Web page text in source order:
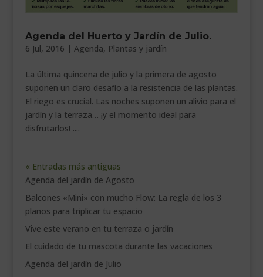
Agenda del Huerto y Jardín de Julio.
6 Jul, 2016 | Agenda, Plantas y jardín
La última quincena de julio y la primera de agosto
suponen un claro desafío a la resistencia de las plantas.
El riego es crucial. Las noches suponen un alivio para el
jardín y la terraza… ¡y el momento ideal para
disfrutarlos! ....
« Entradas más antiguas
Agenda del jardín de Agosto
Balcones «Mini» con mucho Flow: La regla de los 3
planos para triplicar tu espacio
Vive este verano en tu terraza o jardín
El cuidado de tu mascota durante las vacaciones
Agenda del jardín de Julio